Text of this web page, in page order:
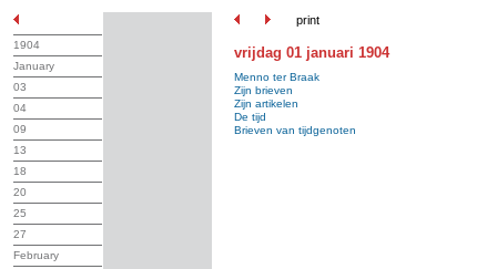
print
1904
January
03
04
09
13
18
20
25
27
February
vrijdag 01 januari 1904
Menno ter Braak
Zijn brieven
Zijn artikelen
De tijd
Brieven van tijdgenoten